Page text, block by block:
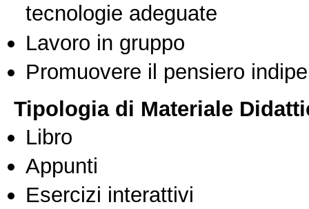
tecnologie adeguate
Lavoro in gruppo
Promuovere il pensiero
Tipologia di Materiale
Libro
Appunti
Esercizi interattivi